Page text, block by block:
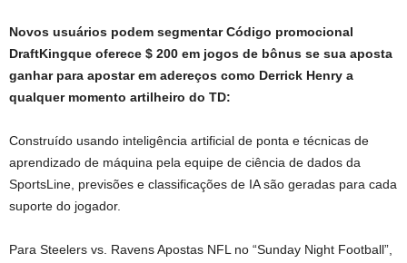
Novos usuários podem segmentarCódigo promocional
DraftKingque oferece $ 200 em jogos de bônus se sua aposta
ganhar para apostar em adereços como Derrick Henry a
qualquer momento artilheiro do TD:
Construído usando inteligência artificial de ponta e técnicas de
aprendizado de máquina pela equipe de ciência de dados da
SportsLine, previsões e classificações de IA são geradas para cada
suporte do jogador.
Para Steelers vs. RavensApostas NFL no “Sunday Night Football”,